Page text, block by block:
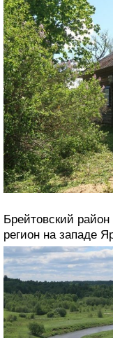
Брейтовский
регион на западе